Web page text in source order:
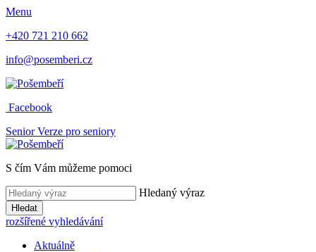
Menu
+420 721 210 662
info@posemberi.cz
Facebook
Senior Verze pro seniory
S čím Vám můžeme pomoci
Hledaný výraz
Hledat
rozšířené vyhledávání
Aktuálně